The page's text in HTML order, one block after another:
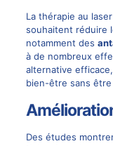
La thérapie au
souhaitent réduire
notamment des
à de nombreux
alternative
bien-être sans
Des études